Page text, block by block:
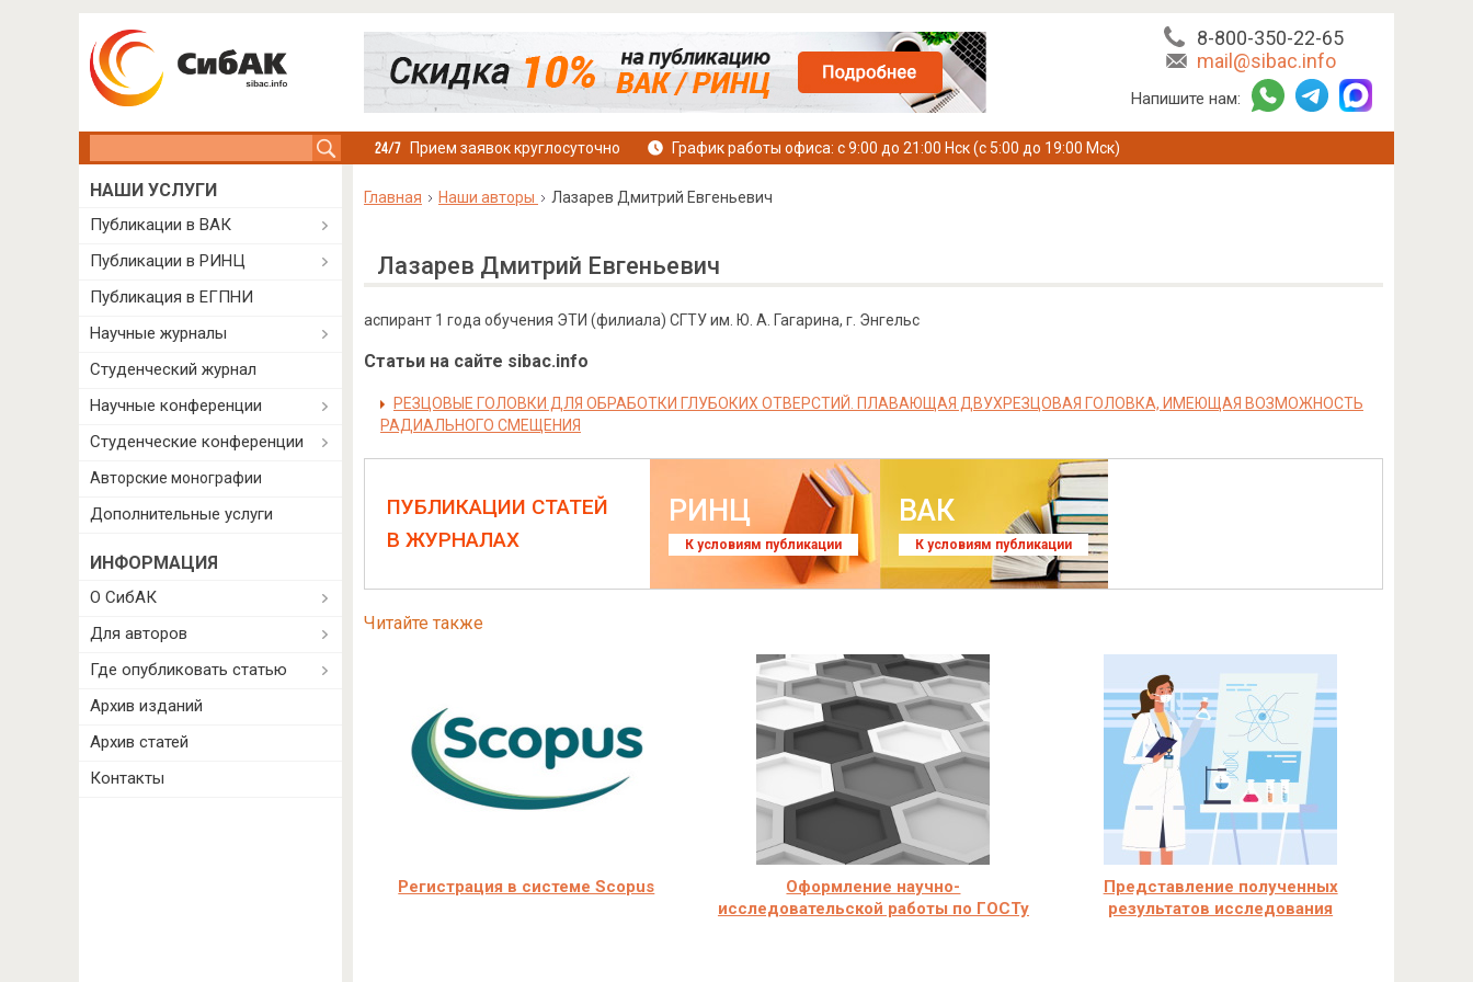
8-800-350-22-65
mail@sibac.info
Напишите нам:
Прием заявок круглосуточно График работы офиса: с 9:00 до 21:00 Нск (с 5:00 до 19:00 Мск)
Главная Наши авторы Лазарев Дмитрий Евгеньевич
Лазарев Дмитрий Евгеньевич
аспирант 1 года обучения ЭТИ (филиала) СГТУ им. Ю. А. Гагарина, г. Энгельс
Статьи на сайте sibac.info
РЕЗЦОВЫЕ ГОЛОВКИ ДЛЯ ОБРАБОТКИ ГЛУБОКИХ ОТВЕРСТИЙ. ПЛАВАЮЩАЯ ДВУХРЕЗЦОВАЯ ГОЛОВКА, ИМЕЮЩАЯ ВОЗМОЖНОСТЬ
РАДИАЛЬНОГО СМЕЩЕНИЯ
ПУБЛИКАЦИИ СТАТЕЙ
В ЖУРНАЛАХ
РИНЦ
К условиям публикации
ВАК
К условиям публикации
Читайте также
Регистрация в системе Scopus
Оформление научно-
исследовательской работы по ГОСТу
Представление полученных
результатов исследования
НАШИ УСЛУГИ
Публикации в ВАК
Публикации в РИНЦ
Публикация в ЕГПНИ
Научные журналы
Студенческий журнал
Научные конференции
Студенческие конференции
Авторские монографии
Дополнительные услуги
ИНФОРМАЦИЯ
О СибАК
Для авторов
Где опубликовать статью
Архив изданий
Архив статей
Контакты